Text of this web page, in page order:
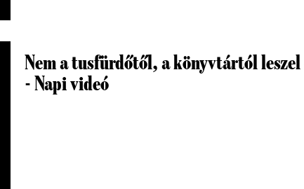
Nem a tusfürdőtől, a könyvtártól
- Napi videó